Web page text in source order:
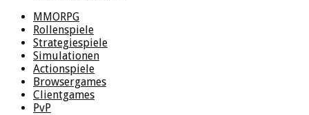
MMORPG
Rollenspiele
Strategiespiele
Simulationen
Actionspiele
Browsergames
Clientgames
PvP